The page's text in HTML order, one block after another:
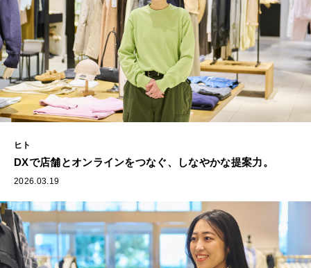
ヒト
DXで店舗とオンラインをつなぐ、しなやかな提案力。
2026.03.19